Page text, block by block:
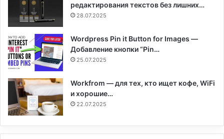
редактирования текстов без лишних…
28.07.2025
Wordpress Pin it Button for Images —
Добавление кнопки “Pin…
25.07.2025
Workfrom — для тех, кто ищет кофе, WiFi
и хорошие…
22.07.2025